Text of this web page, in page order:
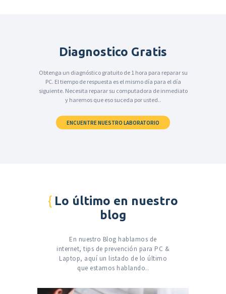
Diagnostico Gratis
Obtenga un diagnóstico gratuito de 1 hora para reparar su
PC. El tiempo de respuesta es el mismo día para el día
siguiente. Necesita reparar su computadora de inmediato
y haremos que eso suceda por usted..
ENCUENTRE NUESTRO LABORATORIO
Lo último en nuestro
blog
En nuestro Blog hablamos de
internet, tips de prevención para PC &
Laptop, aquí un listado de lo último
que estamos hablando..